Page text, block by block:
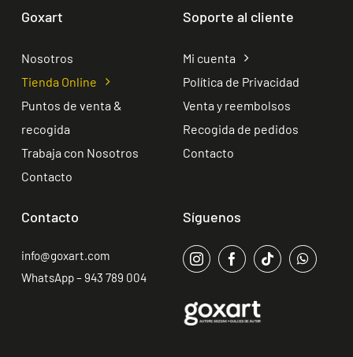
Goxart
Nosotros
Tienda Online
Puntos de venta &
recogida
Trabaja con Nosotros
Contacto
Soporte al cliente
Mi cuenta
Política de Privacidad
Venta y reembolsos
Recogida de pedidos
Contacto
Contacto
info@goxart.com
WhatsApp – 943 789 004
Síguenos